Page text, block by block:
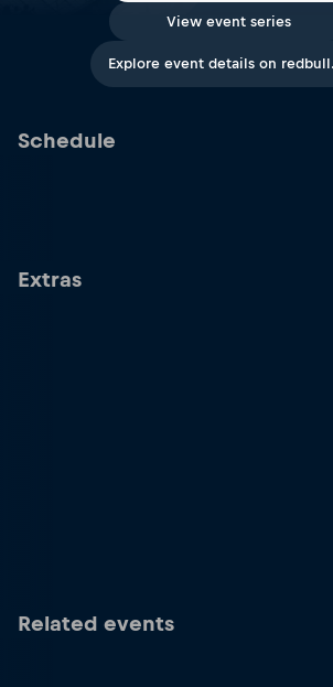
View event series
Explore event details on
Schedule
Extras
Related events